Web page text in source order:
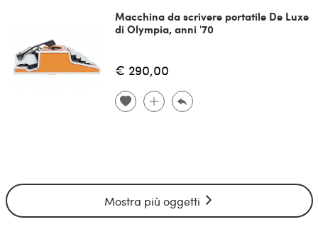
Macchina da scrivere portatile De Luxe
di Olympia, anni '70
€ 290,00
Mostra più oggetti